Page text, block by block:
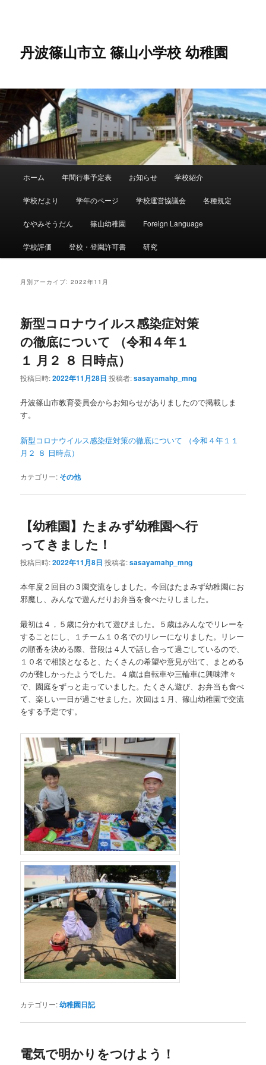
ツ
へ
移
動
へ
移
動
丹波篠山市立 篠山小学校 幼稚園
ホーム 年間行事予定表 お知らせ 学校紹介
学校だより 学年のページ 学校運営協議会 各種規定
なやみそうだん 篠山幼稚園 Foreign Language
学校評価 登校・登園許可書 研究
月別アーカイブ:2022年11月
新型コロナウイルス感染症対策
の徹底について （令和４年１
１ 月２ ８ 日時点）
投稿日時:2022年11月28日 投稿者:sasayamahp_mng
丹波篠山市教育委員会からお知らせがありましたので掲載しま
す。
新型コロナウイルス感染症対策の徹底について （令和４年１１
月２ ８ 日時点）
カテゴリー: その他
【幼稚園】たまみず幼稚園へ行
ってきました！
投稿日時:2022年11月8日 投稿者:sasayamahp_mng
本年度２回目の３園交流をしました。今回はたまみず幼稚園にお
邪魔し、みんなで遊んだりお弁当を食べたりしました。
最初は４，５歳に分かれて遊びました。５歳はみんなでリレーを
することにし、１チーム１０名でのリレーになりました。リレー
の順番を決める際、普段は４人で話し合って過ごしているので、
１０名で相談となると、たくさんの希望や意見が出て、まとめる
のが難しかったようでした。４歳は自転車や三輪車に興味津々
で、園庭をずっと走っていました。たくさん遊び、お弁当も食べ
て、楽しい一日が過ごせました。次回は１月、篠山幼稚園で交流
をする予定です。
カテゴリー:幼稚園日記
電気で明かりをつけよう！